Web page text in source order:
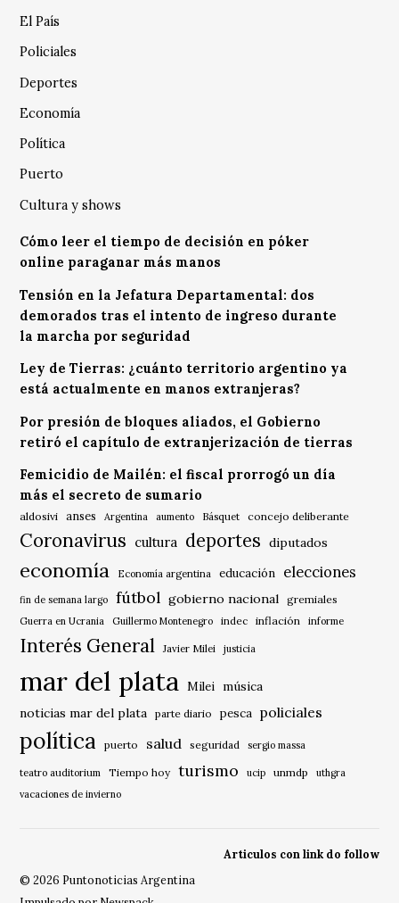
El País
Policiales
Deportes
Economía
Política
Puerto
Cultura y shows
Cómo leer el tiempo de decisión en póker
online paraganar más manos
Tensión en la Jefatura Departamental: dos
demorados tras el intento de ingreso durante
la marcha por seguridad
Ley de Tierras: ¿cuánto territorio argentino ya
está actualmente en manos extranjeras?
Por presión de bloques aliados, el Gobierno
retiró el capítulo de extranjerización de tierras
Femicidio de Mailén: el fiscal prorrogó un día
más el secreto de sumario
aldosivi anses Argentina aumento Básquet concejo deliberante
Coronavirus cultura deportes diputados
economía Economía argentina educación elecciones
fin de semana largo fútbol gobierno nacional gremiales
Guerra en Ucrania Guillermo Montenegro indec inflación informe
Interés General Javier Milei justicia
mar del plata Milei música
noticias mar del plata
parte diario pesca policiales
política puerto salud seguridad sergio massa
teatro auditorium Tiempo hoy turismo ucip unmdp
uthgra
vacaciones de invierno
Articulos con link do follow
© 2026 Puntonoticias Argentina